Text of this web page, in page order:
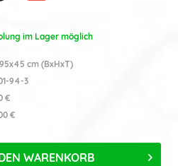
im Lager möglich
cm (BxHxT)
94-3
€
€
WARENKORB